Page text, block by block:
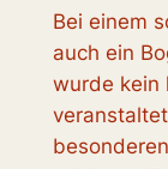
Bei einem
auch ein
wurde kein